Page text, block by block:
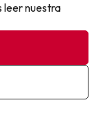
con la
leer nuestra